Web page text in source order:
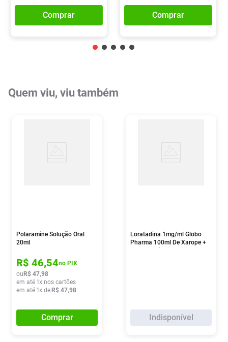
Comprar Comprar
Quem viu, viu também
Polaramine Solução Oral
20ml
R$ 46,54no PIX
ou R$ 47,98
em até 1x nos cartões
em até 1x de R$ 47,98
Comprar
Loratadina 1mg/ml Globo
Pharma 100ml De Xarope +
Indisponível